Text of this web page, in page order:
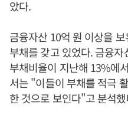
았다.
금융자산 10억 원 이상을
부채를 갖고 있었다. 금융
부채비율이 지난해 13%에
서는 "이들이 부채를 적극
한 것으로 보인다"고 분석